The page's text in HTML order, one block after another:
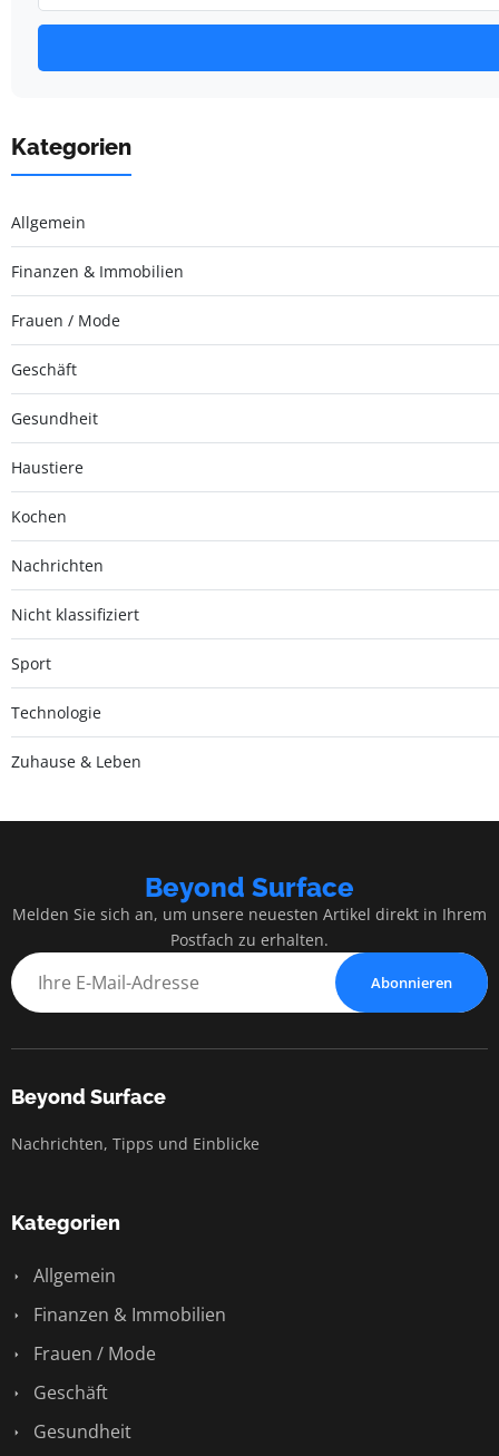
Kategorien
Allgemein
Finanzen & Immobilien
Frauen / Mode
Geschäft
Gesundheit
Haustiere
Kochen
Nachrichten
Nicht klassifiziert
Sport
Technologie
Zuhause & Leben
Beyond Surface
Melden Sie sich an, um unsere neuesten Artikel direkt in Ihrem
Postfach zu erhalten.
Abonnieren
Beyond Surface
Nachrichten, Tipps und Einblicke
Kategorien
Allgemein
Finanzen & Immobilien
Frauen / Mode
Geschäft
Gesundheit